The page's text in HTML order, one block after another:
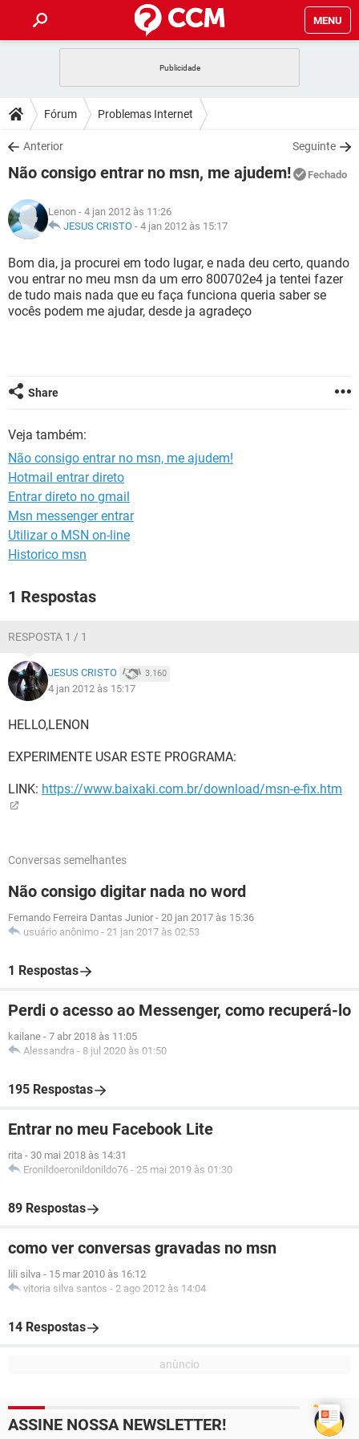
MENU
CELULAR FACEBOOK
OUTLOOK
INSTAGRAM GMAIL
GUIA DE COMPRAS
DICAS
JOGOS WHATSAPP
INSTAGRAM
GUIA DE COMPRAS
DOWNLOADS
JOGOS WHATSAPP
CELULAR
OUTLOOK EXCEL
INSTAGRAM
GUIA DE COMPRAS
JOGOS
CELULAR
OUTLOOK EXCEL
INSTAGRAM GMAIL
GLOSSÁRIO
JOGOS WHATSAPP
CELULAR FACEBOOK
OUTLOOK EXCEL
Fórum Problemas Internet
Anterior Seguinte
Não consigo entrar no msn, me ajudem! Fechado
Lenon - 4 jan 2012 às 11:26
JESUS CRISTO - 4 jan 2012 às 15:17
Bom dia, ja procurei em todo lugar, e nada deu certo, quando
vou entrar no meu msn da um erro 800702e4 ja tentei fazer
de tudo mais nada que eu faça funciona queria saber se
vocês podem me ajudar, desde ja agradeço
Share
Veja também:
Não consigo entrar no msn, me ajudem!
Hotmail entrar direto
Entrar direto no gmail
Msn messenger entrar
Utilizar o MSN on-line
Historico msn
1 Respostas
RESPOSTA 1 / 1
JESUS CRISTO 3.160
4 jan 2012 às 15:17
HELLO,LENON
EXPERIMENTE USAR ESTE PROGRAMA:
LINK: https://www.baixaki.com.br/download/msn-e-fix.htm
Conversas semelhantes
Não consigo digitar nada no word
Fernando Ferreira Dantas Junior - 20 jan 2017 às 15:36
usuário anônimo - 21 jan 2017 às 02:53
1 Respostas
Perdi o acesso ao Messenger, como recuperá-lo
kailane - 7 abr 2018 às 11:05
Alessandra - 8 jul 2020 às 01:50
195 Respostas
Entrar no meu Facebook Lite
rita - 30 mai 2018 às 14:31
Eronildoeronildonildo76 - 25 mai 2019 às 01:30
89 Respostas
como ver conversas gravadas no msn
lili silva - 15 mar 2010 às 16:12
vitoria silva santos - 2 ago 2012 às 14:04
14 Respostas
ASSINE NOSSA NEWSLETTER!